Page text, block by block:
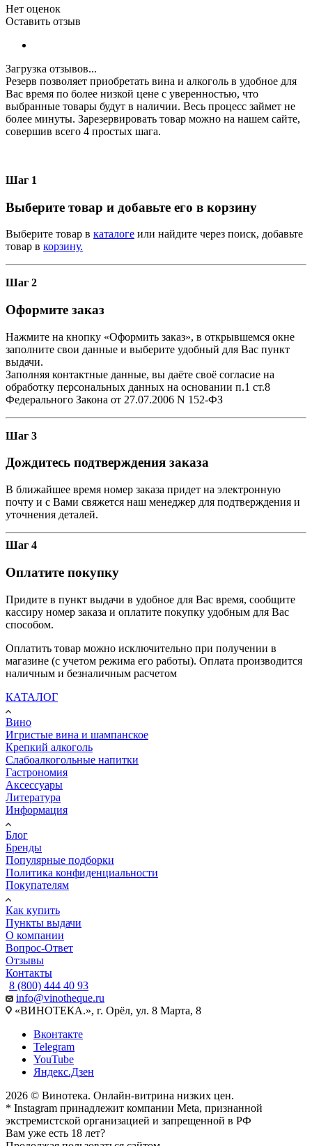
Нет оценок
Оставить отзыв
Загрузка отзывов...
Резерв позволяет приобретать вина и алкоголь в удобное для
Вас время по более низкой цене с уверенностью, что
выбранные товары будут в наличии. Весь процесс займет не
более минуты. Зарезервировать товар можно на нашем сайте,
совершив всего 4 простых шага.
Шаг 1
Выберите товар и добавьте его в корзину
Выберите товар в каталоге или найдите через поиск, добавьте
товар в корзину.
Шаг 2
Оформите заказ
Нажмите на кнопку «Оформить заказ», в открывшемся окне
заполните свои данные и выберите удобный для Вас пункт
выдачи.
Заполняя контактные данные, вы даёте своё согласие на
обработку персональных данных на основании п.1 ст.8
Федерального Закона от 27.07.2006 N 152-ФЗ
Шаг 3
Дождитесь подтверждения заказа
В ближайшее время номер заказа придет на электронную
почту и с Вами свяжется наш менеджер для подтверждения и
уточнения деталей.
Шаг 4
Оплатите покупку
Придите в пункт выдачи в удобное для Вас время, сообщите
кассиру номер заказа и оплатите покупку удобным для Вас
способом.
Оплатить товар можно исключительно при получении в
магазине (с учетом режима его работы). Оплата производится
наличным и безналичным расчетом
КАТАЛОГ
Вино
Игристые вина и шампанское
Крепкий алкоголь
Слабоалкогольные напитки
Гастрономия
Аксессуары
Литература
Информация
Блог
Бренды
Популярные подборки
Политика конфиденциальности
Покупателям
Как купить
Пункты выдачи
О компании
Вопрос-Ответ
Отзывы
Контакты
8 (800) 444 40 93
info@vinotheque.ru
«ВИНОТЕКА.», г. Орёл, ул. 8 Марта, 8
Вконтакте
Telegram
YouTube
Яндекс.Дзен
2026 © Винотека. Онлайн-витрина низких цен.
* Instagram принадлежит компании Meta, признанной
экстремистской организацией и запрещенной в РФ
Вам уже есть 18 лет?